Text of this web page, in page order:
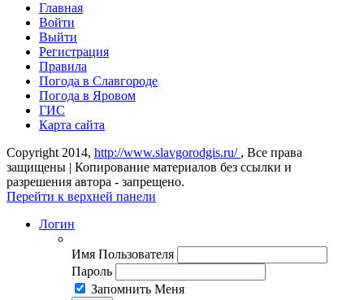
Главная
Войти
Выйти
Регистрация
Правила
Погода в Славгороде
Погода в Яровом
ГИС
Карта сайта
Copyright 2014, http://www.slavgorodgis.ru/ , Все права
защищены | Копирование материалов без ссылки и
разрешения автора - запрещено.
Перейти к верхней панели
Логин
Имя Пользователя
Пароль
Запомнить Меня